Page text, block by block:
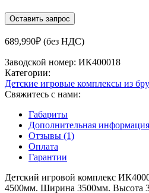
Оставить запрос
689,990₽ (без НДС)
Заводской номер: ИК400018
Категории:
Детские игровые комплексы из
Свяжитесь с нами:
Габариты
Дополнительная информация
Отзывы (1)
Оплата
Гарантии
Детский игровой комплекс
4500мм. Ширина 3500мм. Высота